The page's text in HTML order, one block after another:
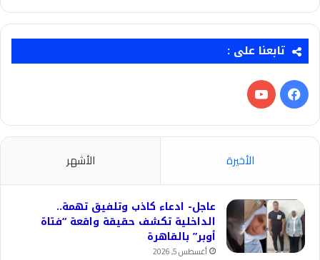
تابعنا على :
فيسبوك‫YouTube
الأخيرة الأشهر
عاجل- ادعاء كاذب وتلفيق تهمة..
الداخلية تكشف حقيقة واقعة “فتاة
أوبر” بالقاهرة
أغسطس 5, 2026